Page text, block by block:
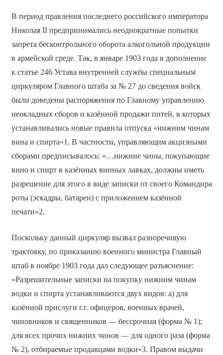
В период правления последнего российского императора
Николая II предпринимались неоднократные попытки
запрета бесконтрольного оборота алкогольной продукции
в армейской среде. Так, в январе 1903 года в дополнение
к статье 246 Устава внутренней службы специальным
циркуляром Главного штаба за № 27 до сведения войск
были доведены распоряжения по Главному управлению
неокладных сборов и казённой продажи питей, в которых
устанавливались новые правила отпуска «нижним чинам
вина и спирта»1. В частности, управляющим акцизными
сборами предписывалось: «…нижние чины, покупающие
вино и спирт в казённых винных лавках, должны иметь
разрешение для этого в виде записки от своего Командира
роты (эскадры, батареи) с приложением казённой
печати»2.
Поскольку данный циркуляр вызвал разноречивую
трактовку, по приказанию военного министра Главный
штаб в ноябре 1903 года дал следующее разъяснение:
«Разрешительные записки на покупку нижним чинам
водки и спирта устанавливаются двух видов: а) для
казённой прислуги г.г. офицеров, военных врачей,
чиновников и священников — беcсрочная (форма № 1);
для всех прочих нижних чинов — для одного раза (форма
№ 2), отбираемые продавцами водки»3. Правом выдачи